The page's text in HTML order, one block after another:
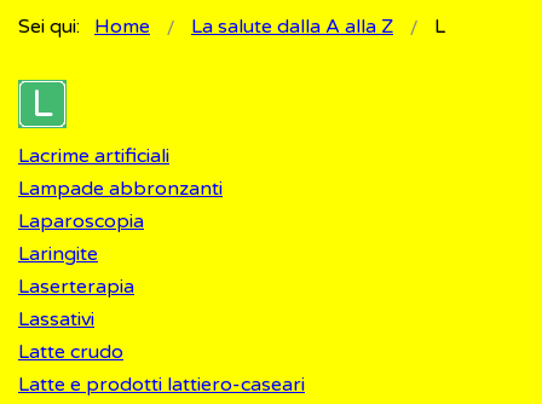
Sei qui: Home La salute dalla A alla Z L
Lacrime artificiali
Lampade abbronzanti
Laparoscopia
Laringite
Laserterapia
Lassativi
Latte crudo
Latte e prodotti lattiero-caseari